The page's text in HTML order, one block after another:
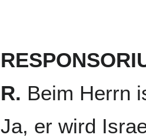
R. Beim Herrn
Ja, er wird